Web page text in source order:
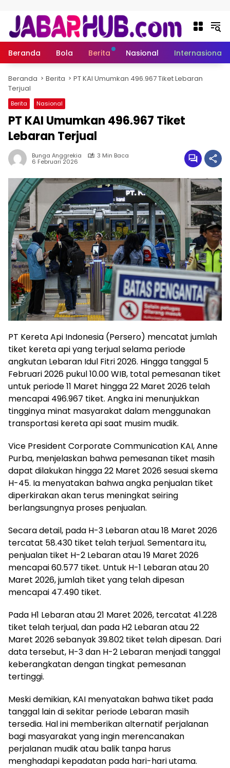
Beranda Bola Berita Nasional Internasional
Beranda Berita
PT KAI Umumkan 496.967 Tiket Lebaran
Terjual
Berita Nasional
PT KAI Umumkan 496.967 Tiket
Lebaran Terjual
Bunga Anggrekia 3 Min Baca
6 Februari 2026
PT Kereta Api Indonesia (Persero) mencatat jumlah
tiket kereta api yang terjual selama periode
angkutan Lebaran Idul Fitri 2026. Hingga tanggal 5
Februari 2026 pukul 10.00 WIB, total pemesanan tiket
untuk periode 11 Maret hingga 22 Maret 2026 telah
mencapai 496.967 tiket. Angka ini menunjukkan
tingginya minat masyarakat dalam menggunakan
transportasi kereta api saat musim mudik.
Vice President Corporate Communication KAI, Anne
Purba, menjelaskan bahwa pemesanan tiket masih
dapat dilakukan hingga 22 Maret 2026 sesuai skema
H-45. Ia menyatakan bahwa angka penjualan tiket
diperkirakan akan terus meningkat seiring
berlangsungnya proses penjualan.
Secara detail, pada H-3 Lebaran atau 18 Maret 2026
tercatat 58.430 tiket telah terjual. Sementara itu,
penjualan tiket H-2 Lebaran atau 19 Maret 2026
mencapai 60.577 tiket. Untuk H-1 Lebaran atau 20
Maret 2026, jumlah tiket yang telah dipesan
mencapai 47.490 tiket.
Pada H1 Lebaran atau 21 Maret 2026, tercatat 41.228
tiket telah terjual, dan pada H2 Lebaran atau 22
Maret 2026 sebanyak 39.802 tiket telah dipesan. Dari
data tersebut, H-3 dan H-2 Lebaran menjadi tanggal
keberangkatan dengan tingkat pemesanan
tertinggi.
Meski demikian, KAI menyatakan bahwa tiket pada
tanggal lain di sekitar periode Lebaran masih
tersedia. Hal ini memberikan alternatif perjalanan
bagi masyarakat yang ingin merencanakan
perjalanan mudik atau balik tanpa harus
menghadapi kepadatan pada hari-hari utama.